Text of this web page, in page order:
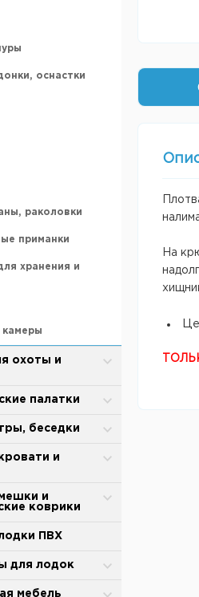
оснастки
раколовки
приманки
хранения и
охоты и
и ветра
стельки
палатки
для палаток и
беседки
тенты-шатры
душа-туалета
кухни
и
и
коврики
коврик
ПВХ
для лодок
мебель
На